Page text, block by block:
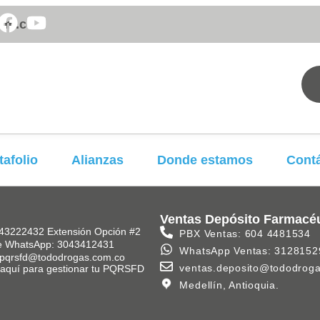
Alianzas Donde estamos
Extensión Opción #2
WhatsApp: 3043412431
para gestionar tu PQRSFD
Ventas Depósito
PBX Ventas: 604 4481534
WhatsApp Ventas:
Medellín, Antioquia.